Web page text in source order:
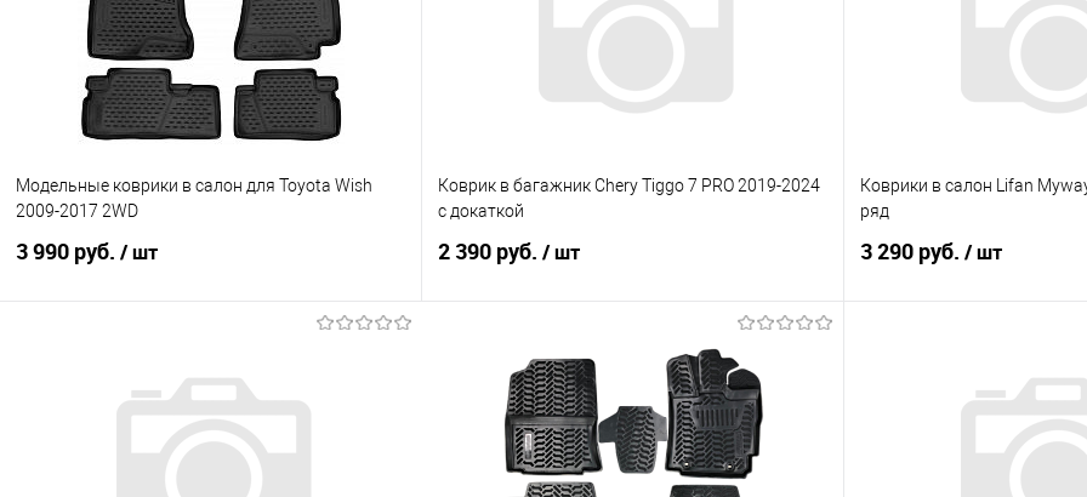
Модельные коврики в салон для Toyota Wish
2009-2017 2WD
3 990 руб. / шт
Купить в 1 клик
Сравнение
Под заказ
Коврик в багажник Chery Tiggo 7 PRO 2019-2024
с докаткой
2 390 руб. / шт
В корзину
Купить в 1 клик
Сравнение
В избранное
Под заказ
Коврики в салон Lifan
ряд
3 290 руб. / шт
Купить в 1 клик